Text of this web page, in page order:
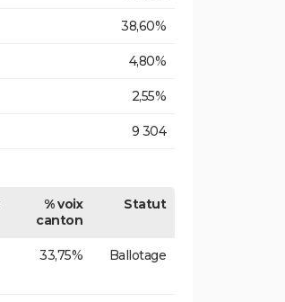
38,60%
4,80%
2,55%
9 304
% voix
canton
Statut
33,75% Ballotage